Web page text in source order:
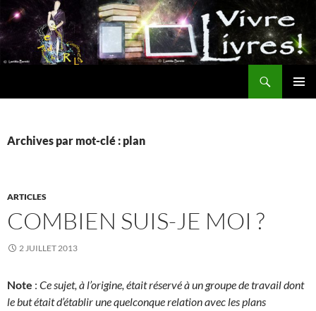
Aller
au
contenu
Archives par mot-clé : plan
ARTICLES
COMBIEN SUIS-JE MOI ?
2 JUILLET 2013
Note : Ce sujet, à l’origine, était réservé à un groupe de travail dont
le but était d’établir une quelconque relation avec les plans